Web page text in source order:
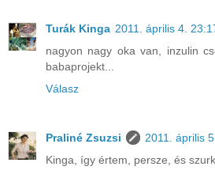
Turák Kinga 2011. április 4.
nagyon nagy oka van, inzulin
babaprojekt...
Válasz
Praliné Zsuzsi
2011. április
Kinga, így értem, persze, és